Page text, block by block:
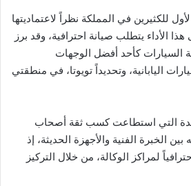
للكثيرين في المملكة نظراً لاعتماديتها
الأداء يتطلب صيانة احترافية، وقد برز
السيارات كأحد أفضل الوجهات
اليابانية، وتحديداً تويوتا، في منطقتي
التي استطاعت كسب ثقة أصحاب
الخبرة الفنية والأجهزة الحديثة، إذ
لمراكز الوكالة، من خلال التركيز